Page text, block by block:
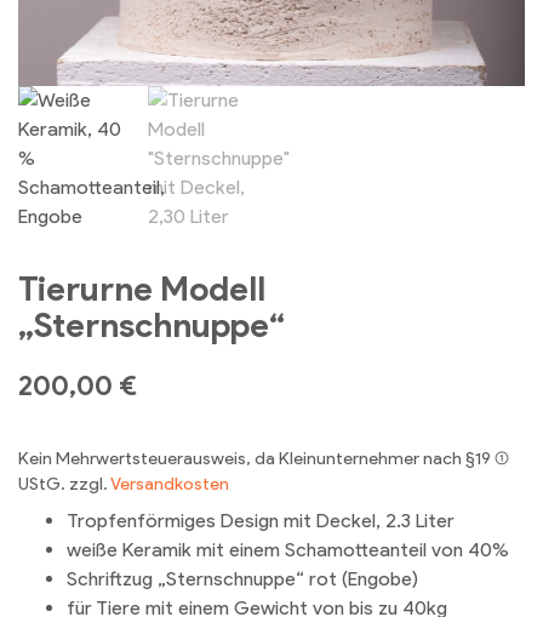
Tierurne Modell
„Sternschnuppe“
200,00 €
Kein Mehrwertsteuerausweis, da Kleinunternehmer nach §19 (1)
UStG. zzgl.Versandkosten
Tropfenförmiges Design mit Deckel, 2.3 Liter
weiße Keramik mit einem Schamotteanteil von 40%
Schriftzug „Sternschnuppe“ rot (Engobe)
für Tiere mit einem Gewicht von bis zu 40kg